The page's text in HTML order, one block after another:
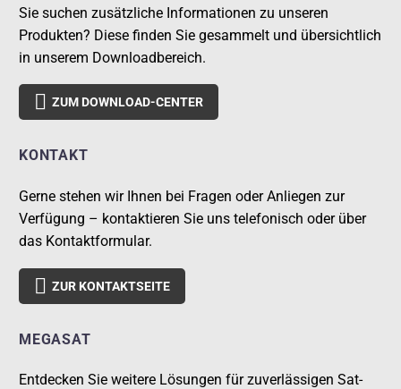
Sie suchen zusätzliche Informationen zu unseren
Produkten? Diese finden Sie gesammelt und übersichtlich
in unserem Downloadbereich.
 ZUM DOWNLOAD-CENTER
KONTAKT
Gerne stehen wir Ihnen bei Fragen oder Anliegen zur
Verfügung – kontaktieren Sie uns telefonisch oder über
das Kontaktformular.
 ZUR KONTAKTSEITE
MEGASAT
Entdecken Sie weitere Lösungen für zuverlässigen Sat-